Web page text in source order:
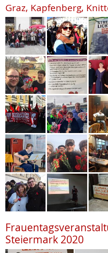
Graz, Kapfenberg,
Steiermark 2020